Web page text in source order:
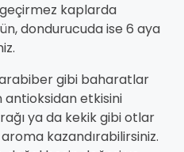
kaplarda
dondurucuda ise 6 aya
gibi baharatlar
etkisini
ya da kekik gibi otlar
kazandırabilirsiniz.